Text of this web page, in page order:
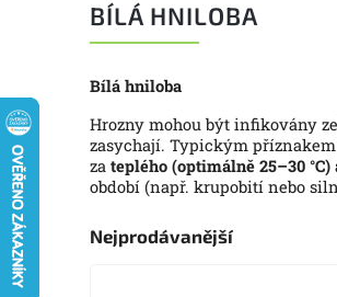
BÍLÁ HNILOBA
Bílá hniloba
Hrozny mohou být infikovány
zasychají. Typickým příznakem
za teplého (optimálně 25–30
období (např. krupobití nebo
Nejprodávanější